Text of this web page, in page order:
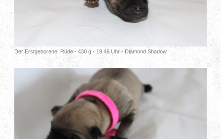
Der Erstgeborene! Rüde - 430 g - 19.46 Uhr - Diamond Shadow